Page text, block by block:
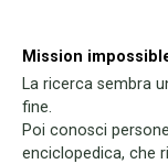
Mission
La ricerca sembra
fine.
Poi conosci
enciclopedica, che